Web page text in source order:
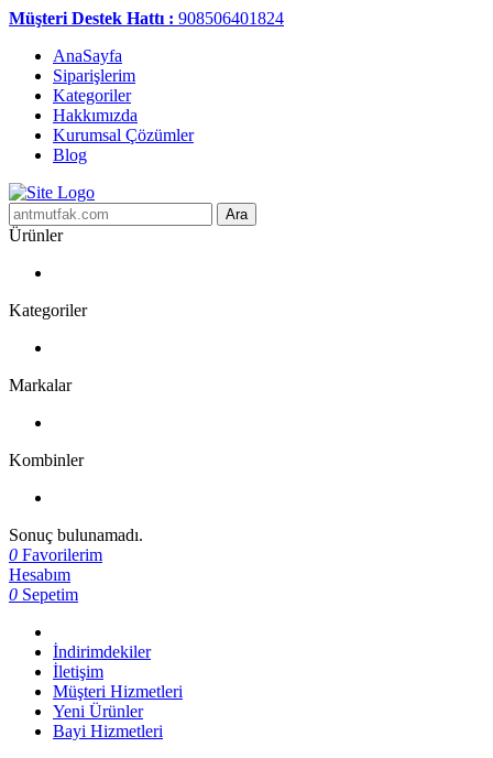
Müşteri Destek Hattı : 908506401824
AnaSayfa
Siparişlerim
Kategoriler
Hakkımızda
Kurumsal Çözümler
Blog
Ara
Ürünler
Kategoriler
Markalar
Kombinler
Sonuç bulunamadı.
0 Favorilerim
Hesabım
0 Sepetim
İndirimdekiler
İletişim
Müşteri Hizmetleri
Yeni Ürünler
Bayi Hizmetleri